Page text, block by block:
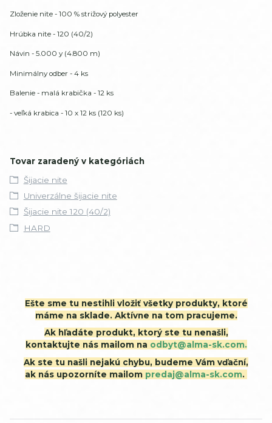
Zloženie nite - 100 % strižový polyester
Hrúbka nite - 120 (40/2)
Návin - 5.000 y (4.800 m)
Minimálny odber - 4 ks
Balenie - malá krabička - 12 ks
- veľká krabica - 10 x 12 ks (120 ks)
Tovar zaradený v kategóriách
Šijacie nite
Univerzálne šijacie nite
Šijacie nite 120 (40/2)
HARD
Ešte sme tu nestihli vložiť všetky produkty, ktoré
máme na sklade. Aktívne na tom pracujeme.
Ak hľadáte produkt, ktorý ste tu nenašli,
kontaktujte nás mailom na odbyt@alma-sk.com.
Ak ste tu našli nejakú chybu, budeme Vám vďační,
ak nás upozorníte mailom predaj@alma-sk.com.